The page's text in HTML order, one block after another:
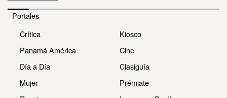
- Portales -
Crítica
Panamá América
Día a Día
Mujer
Kiosco
Cine
Clasiguía
Prémiate